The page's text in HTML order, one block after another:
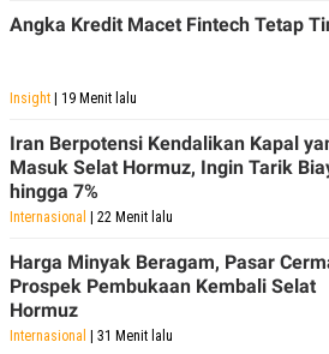
Angka Kredit Macet Fintech Tetap
Insight | 19 Menit lalu
Iran Berpotensi Kendalikan Kapal
Masuk Selat Hormuz, Ingin Tarik
hingga 7%
Internasional | 22 Menit lalu
Harga Minyak Beragam, Pasar
Prospek Pembukaan Kembali Selat
Hormuz
Internasional | 31 Menit lalu